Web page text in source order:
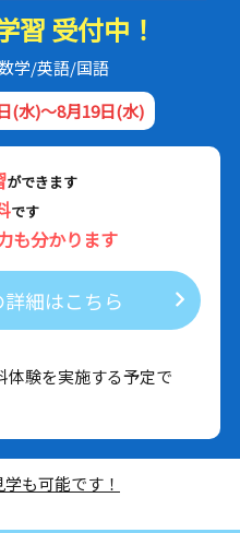
習 受付中！
学/英語/国語
(水)～8月19日(水)
ができます
です
も分かります
細はこちら
体験を実施する予定で
も可能です！